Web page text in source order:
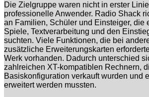
Die Zielgruppe waren nicht in erster
professionelle Anwender. Radio Shack
an Familien, Schüler und Einsteiger, die
Spiele, Textverarbeitung und den
suchten. Viele Funktionen, die bei
zusätzliche Erweiterungskarten
Werk vorhanden. Dadurch unterschied
zahlreichen XT-kompatiblen Rechnern,
Basiskonfiguration verkauft wurden und
erweitert werden mussten.